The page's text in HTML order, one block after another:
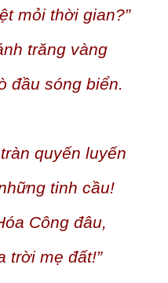
mỏi thời gian?”
trăng vàng
đầu sóng biển.
quyến luyến
tinh cầu!
Công đâu,
trời mẹ đất!”